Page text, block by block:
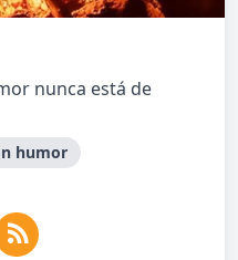
nunca está de
humor